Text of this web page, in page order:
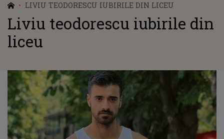
LIVIU TEODORESCU IUBIRILE DIN LICEU
Liviu teodorescu iubirile din
liceu